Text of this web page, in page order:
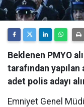
Beklenen PMYO
tarafından
adet polis adayı
Emniyet Genel